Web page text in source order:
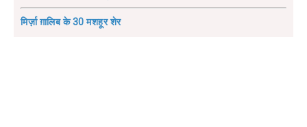
मिर्ज़ा ग़ालिब के 30 मशहूर शेर